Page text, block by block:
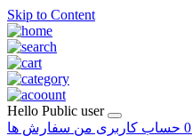
Skip to Content
Hello Public user
0 حساب کاربری من سفارش ها